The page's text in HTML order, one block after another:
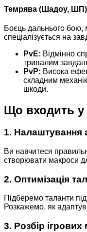
Темрява (Шадоу, ШП)
Боєць дальнього бою,
спеціалізується на
PvE: Відмінно
тривалим
PvP: Висока
складним
шкоди.
Що входить у
1. Налаштування
Ви навчитеся
створювати макроси
2. Оптимізація
Підберемо таланти
Розкажемо, як
3. Розбір ігрових